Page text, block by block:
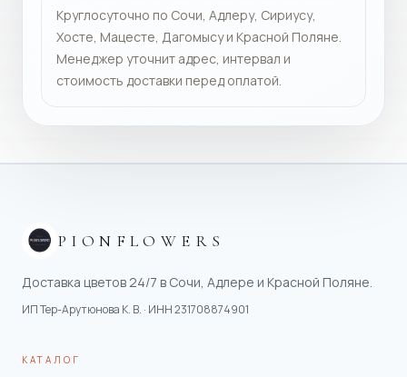
Круглосуточно по Сочи, Адлеру, Сириусу,
Хосте, Мацесте, Дагомысу и Красной Поляне.
Менеджер уточнит адрес, интервал и
стоимость доставки перед оплатой.
PIONFLOWERS
Доставка цветов 24/7 в Сочи, Адлере и Красной Поляне.
ИП Тер-Арутюнова К. В. · ИНН231708874901
КАТАЛОГ